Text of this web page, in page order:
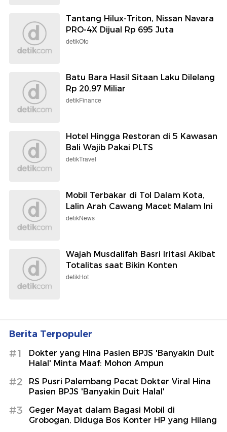
Tantang Hilux-Triton, Nissan Navara
PRO-4X Dijual Rp 695 Juta
detikOto
Batu Bara Hasil Sitaan Laku Dilelang
Rp 20,97 Miliar
detikFinance
Hotel Hingga Restoran di 5 Kawasan
Bali Wajib Pakai PLTS
detikTravel
Mobil Terbakar di Tol Dalam Kota,
Lalin Arah Cawang Macet Malam Ini
detikNews
Wajah Musdalifah Basri Iritasi Akibat
Totalitas saat Bikin Konten
detikHot
Berita Terpopuler
#1
Dokter yang Hina Pasien BPJS 'Banyakin Duit
Halal' Minta Maaf: Mohon Ampun
#2
RS Pusri Palembang Pecat Dokter Viral Hina
Pasien BPJS 'Banyakin Duit Halal'
#3
Geger Mayat dalam Bagasi Mobil di
Grobogan, Diduga Bos Konter HP yang Hilang